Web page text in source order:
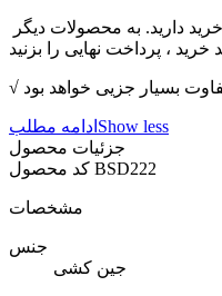
دارید. به محصولات دیگر
ادامه مطلب Show less
جزئیات محصول
BSD222
مشخصات
جنس
جین کشی